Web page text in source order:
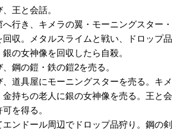
王と会話。
行き、キメラの翼・モーニングスター・
収。メタルスライムと戦い、ドロップ品
の女神像を回収したら自殺。
鋼の鎧・鉄の鎧2を売る。
道具屋にモーニングスターを売る。キメ
金持ちの老人に銀の女神像を売る。王と会
を得る。
ンドール周辺でドロップ品狩り。鋼の剣